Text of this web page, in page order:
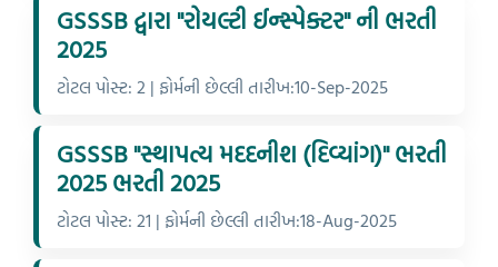
GSSSB દ્વારા "રોયલ્ટી ઈન્સ્પેક્ટર" ની ભરતી
2025
ટોટલ પોસ્ટ: 2 | ફોર્મની છેલ્લી તારીખ:10-Sep-2025
GSSSB "સ્થાપત્ય મદદનીશ (દિવ્યાંગ)" ભરતી
2025 ભરતી 2025
ટોટલ પોસ્ટ: 21 | ફોર્મની છેલ્લી તારીખ:18-Aug-2025